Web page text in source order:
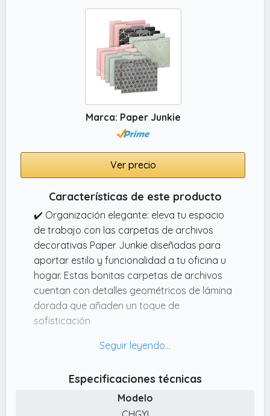
Marca: Paper Junkie
Ver precio
Características de este producto
✔️ Organización elegante: eleva tu espacio
de trabajo con las carpetas de archivos
decorativas Paper Junkie diseñadas para
aportar estilo y funcionalidad a tu oficina u
hogar. Estas bonitas carpetas de archivos
cuentan con detalles geométricos de lámina
dorada que añaden un toque de
sofisticación
pesada de 300 g/m², estas carpetas
uso diario. El acabado laminado mate
garantiza que permanezcan intactos,
ofreciendo una protección duradera para
Especificaciones técnicas
Modelo